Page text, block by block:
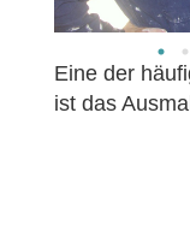
Eine der
ist das